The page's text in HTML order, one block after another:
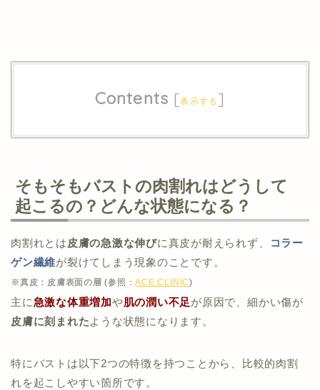
Contents [表示する ]
そもそもバストの肉割れはどうして
起こるの？どんな状態になる？
肉割れとは皮膚の急激な伸びに真皮が耐えられず、
コラー
ゲン繊維が裂けてしまう現象のことです。
※真皮：皮膚表面の層(参照：ACE CLINIC)
主に急激な体重増加や肌の潤い不足が原因で、細かい傷が
皮膚に刻まれたような状態になります。
特にバストは以下2つの特徴を持つことから、比較的肉割
れを起こしやすい箇所です。